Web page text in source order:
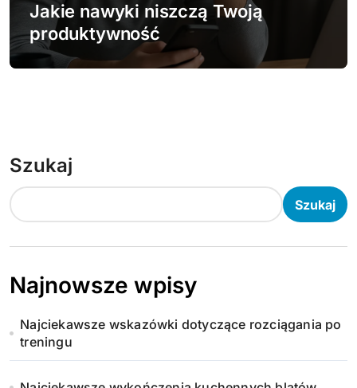
Jakie nawyki niszczą Twoją
produktywność
Szukaj
Szukaj
Najnowsze wpisy
Najciekawsze wskazówki dotyczące rozciągania po
treningu